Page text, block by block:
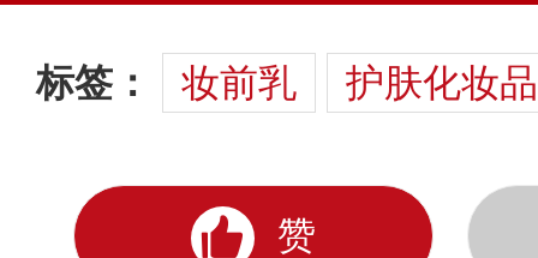
标签： 妆前乳 护肤化妆品
赞